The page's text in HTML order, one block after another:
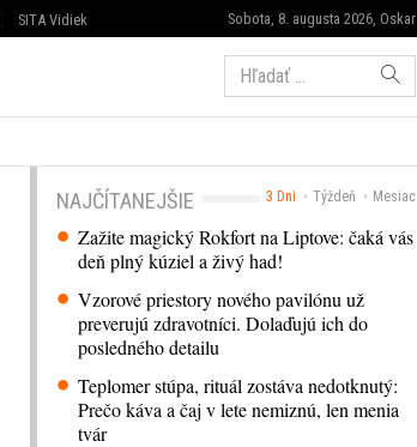
Sobota, 8. augusta 2026, Oskar
SITA Vidiek
Hľadať:
3 Dni Týždeň Mesiac
NAJČÍTANEJŠIE
Zažite magický Rokfort na Liptove: čaká vás
deň plný kúziel a živý had!
Vzorové priestory nového pavilónu už
preverujú zdravotníci. Dolaďujú ich do
posledného detailu
Teplomer stúpa, rituál zostáva nedotknutý:
Prečo káva a čaj v lete nemiznú, len menia
tvár